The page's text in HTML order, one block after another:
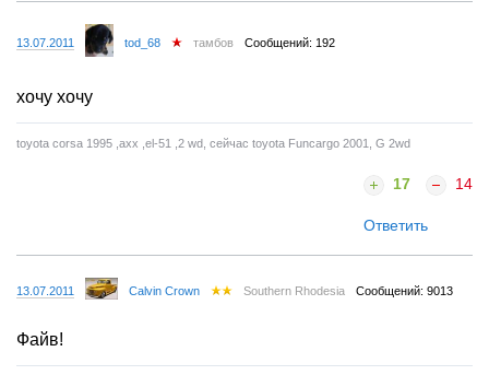
13.07.2011 tod_68 тамбов Сообщений: 192
хочу хочу
toyota corsa 1995 ,axx ,el-51 ,2 wd, сейчас toyota Funcargo 2001, G 2wd
17 14
Ответить
13.07.2011 Calvin Сrown Southern Rhodesia Сообщений: 9013
Файв!